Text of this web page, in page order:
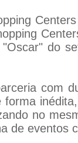
do
com
no
de eventos